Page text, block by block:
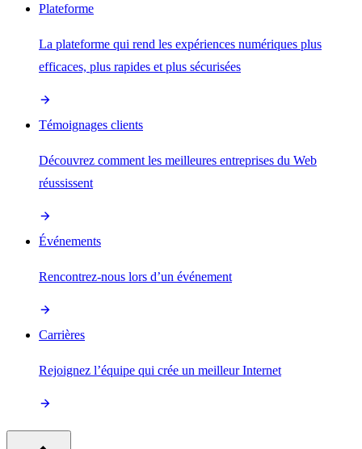
Plateforme
La plateforme qui rend les expériences numériques plus
efficaces, plus rapides et plus sécurisées
Témoignages clients
Découvrez comment les meilleures entreprises du Web
réussissent
Événements
Rencontrez-nous lors d’un événement
Carrières
Rejoignez l’équipe qui crée un meilleur Internet